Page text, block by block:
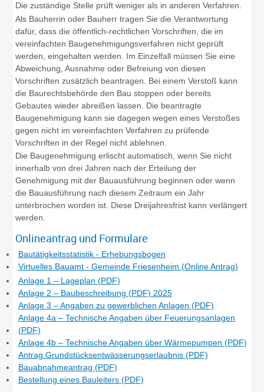
Die zuständige Stelle prüft weniger als in anderen Verfahren.
Als Bauherrin oder Bauherr tragen Sie die Verantwortung
dafür, dassdieöffentlich-rechtlichen Vorschriften, die im
vereinfachten Baugenehmigungsverfahren nicht geprüft
werden, eingehalten werden. Im Einzelfall müssen Sie eine
Abweichung, Ausnahme oder Befreiung vondiesen
Vorschriften zusätzlich beantragen. Bei einem Verstoß kann
die Baurechtsbehörde den Bau stoppen oder bereits
Gebautes wieder abreißen lassen. Die beantragte
Baugenehmigung kann sie dagegen wegen eines Verstoßes
gegen nicht im vereinfachten Verfahren zu prüfende
Vorschriften in der Regel nicht ablehnen.
Die Baugenehmigung erlischt automatisch, wenn Sie nicht
innerhalb von drei Jahren nach der Erteilung der
Genehmigung mit der Bauausführung beginnen oder wenn
die Bauausführung nach diesem Zeitraum ein Jahr
unterbrochen worden ist. Diese Dreijahresfrist kann verlängert
werden.
Onlineantrag und Formulare
Bautätigkeitsstatistik - Erhebungsbogen
Virtuelles Bauamt - Gemeinde Friesenheim (Online Antrag)
Anlage 1 – Lageplan (PDF)
Anlage 2 – Baubeschreibung (PDF) 2025
Anlage 3 – Angaben zu gewerblichen Anlagen (PDF)
Anlage 4a – Technische Angaben über Feuerungsanlagen
(PDF)
Anlage 4b – Technische Angaben über Wärmepumpen (PDF)
Antrag Grundstücksentwässerungserlaubnis (PDF)
Bauabnahmeantrag (PDF)
Bestellung eines Bauleiters (PDF)